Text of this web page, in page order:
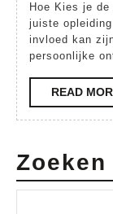
Hoe Kies je
juiste
invloed kan
persoonlijke
READ
Zoeken